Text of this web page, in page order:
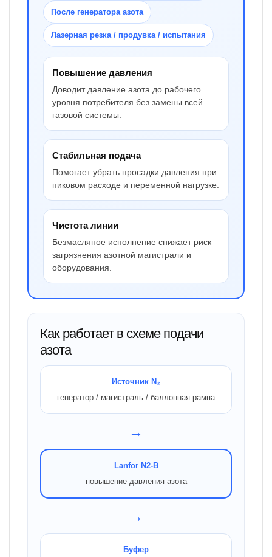
После генератора азота
Лазерная резка / продувка / испытания
Повышение давления
Доводит давление азота до рабочего
уровня потребителя без замены всей
газовой системы.
Стабильная подача
Помогает убрать просадки давления при
пиковом расходе и переменной нагрузке.
Чистота линии
Безмасляное исполнение снижает риск
загрязнения азотной магистрали и
оборудования.
Как работает в схеме подачи
азота
Источник N₂
генератор / магистраль / баллонная рампа
→
Lanfor N2-B
повышение давления азота
→
Буфер